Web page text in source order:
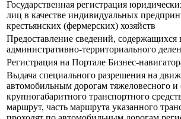
Государственная регистрация
лиц в качестве индивидуальных
крестьянских (фермерских) хозяйств
Предоставление сведений, содержащихся
административно-территориального
Регистрация на Портале Бизнес-
Выдача специального разрешения на
автомобильным дорогам тяжеловесного и
крупногабаритного транспортного
маршрут, часть маршрута указанного